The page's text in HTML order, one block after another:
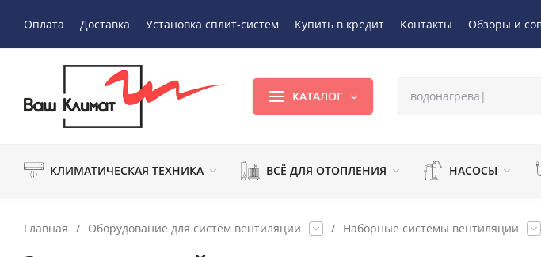
Оплата Доставка Установка сплит-систем Купить в кредит Контакты Обзоры и
КАТАЛОГ
КЛИМАТИЧЕСКАЯ ТЕХНИКА ВСЁ ДЛЯ ОТОПЛЕНИЯ НАСОСЫ
Главная / Оборудование для систем вентиляции / Наборные системы вентиляции